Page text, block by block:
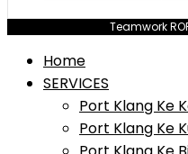
Teamwork
Home
SERVICES
Port Klang Ke
Port Klang Ke